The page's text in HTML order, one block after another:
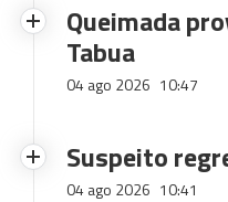
Queimada
Tabua
04 ago 2026 10:47
Suspeito
04 ago 2026 10:41